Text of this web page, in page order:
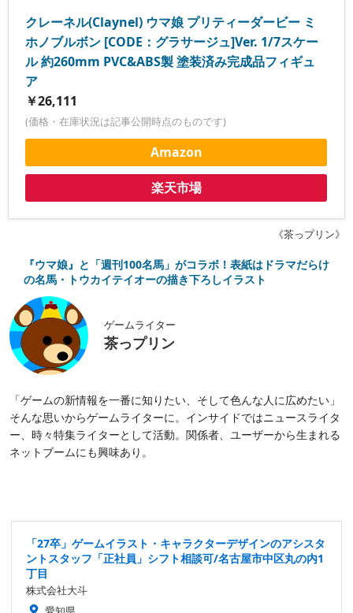
クレーネル(Claynel) ウマ娘 プリティーダービー ミ
ホノブルボン [CODE：グラサージュ]Ver. 1/7スケー
ル 約260mm PVC&ABS製 塗装済み完成品フィギュ
ア
￥26,111
(価格・在庫状況は記事公開時点のものです)
Amazon
楽天市場
《茶っプリン》
『ウマ娘』と「週刊100名馬」がコラボ！表紙はドラマだらけ
の名馬・トウカイテイオーの描き下ろしイラスト
ゲームライター
茶っプリン
「ゲームの新情報を一番に知りたい、そして色んな人に広めたい」
そんな思いからゲームライターに。インサイドではニュースライタ
ー、時々特集ライターとして活動。関係者、ユーザーから生まれる
ネットブームにも興味あり。
「27卒」ゲームイラスト・キャラクターデザインのアシスタ
ントスタッフ「正社員」シフト相談可/名古屋市中区丸の内1
丁目
株式会社大斗